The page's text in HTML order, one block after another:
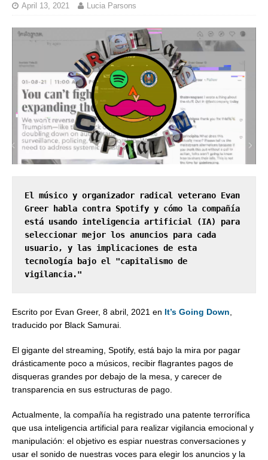
April 13, 2021 Lucia Parsons
El músico y organizador radical veterano Evan
Greer habla contra Spotify y cómo la compañía
está usando inteligencia artificial (IA) para
seleccionar mejor los anuncios para cada
usuario, y las implicaciones de esta
tecnología bajo el "capitalismo de
vigilancia."
Escrito por Evan Greer, 8 abril, 2021 en It’s Going Down
traducido por Black Samurai.
El gigante del streaming, Spotify, está bajo la mira por pagar
drásticamente poco a músicos, recibir flagrantes pagos de
disqueras grandes por debajo de la mesa, y carecer de
transparencia en sus estructuras de pago.
Actualmente, la compañía ha registrado una patente terrorífica
que usa inteligencia artificial para realizar vigilancia emocional y
manipulación: el objetivo es espiar nuestras conversaciones y
usar el sonido de nuestras voces para elegir los anuncios y la